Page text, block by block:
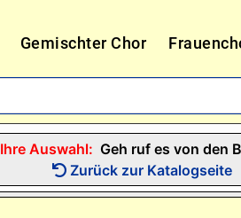
Gemischter Chor
Ihre Auswahl: Geh ruf es von den
Zurück zur Katalogseite